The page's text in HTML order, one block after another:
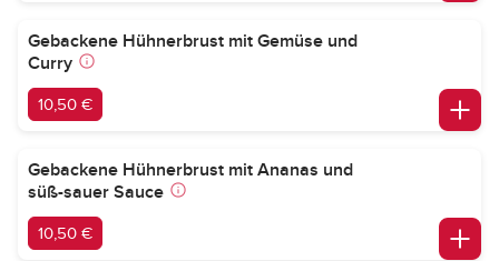
Gebackene Hühnerbrust mit Gemüse und
Curry
10,50 €
Gebackene Hühnerbrust mit Ananas und
süß-sauer Sauce
10,50 €